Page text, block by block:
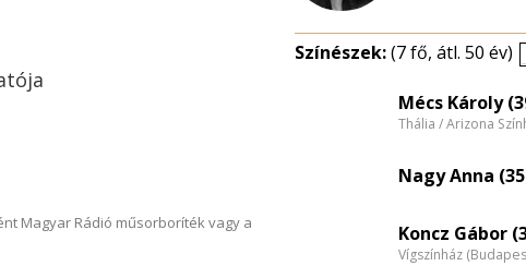
Magyar Rádió műsorboríték vagy a
Színészek:(7 fő, átl. 50 év)
Mécs Károly
Thália / Arizona
Nagy Anna
Koncz Gábor
Vígszínház